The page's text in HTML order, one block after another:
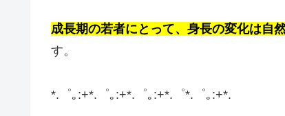
成長期の若者にとって、身長の変化は自
す。
*.゜｡:+*.゜｡:+*.゜｡:+*.゜*.゜｡:+*.